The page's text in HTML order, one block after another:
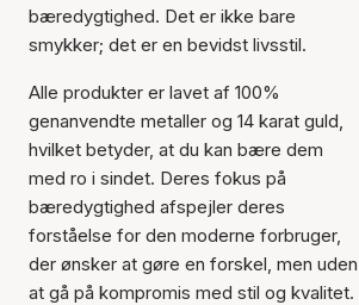
bæredygtighed. Det er ikke bare
smykker; det er en bevidst livsstil.
Alle produkter er lavet af 100%
genanvendte metaller og 14 karat guld,
hvilket betyder, at du kan bære dem
med ro i sindet. Deres fokus på
bæredygtighed afspejler deres
forståelse for den moderne forbruger,
der ønsker at gøre en forskel, men uden
at gå på kompromis med stil og kvalitet.